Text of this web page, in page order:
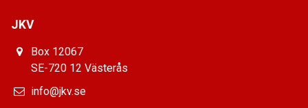
JKV
Box 12067
SE-720 12 Västerås
info@jkv.se